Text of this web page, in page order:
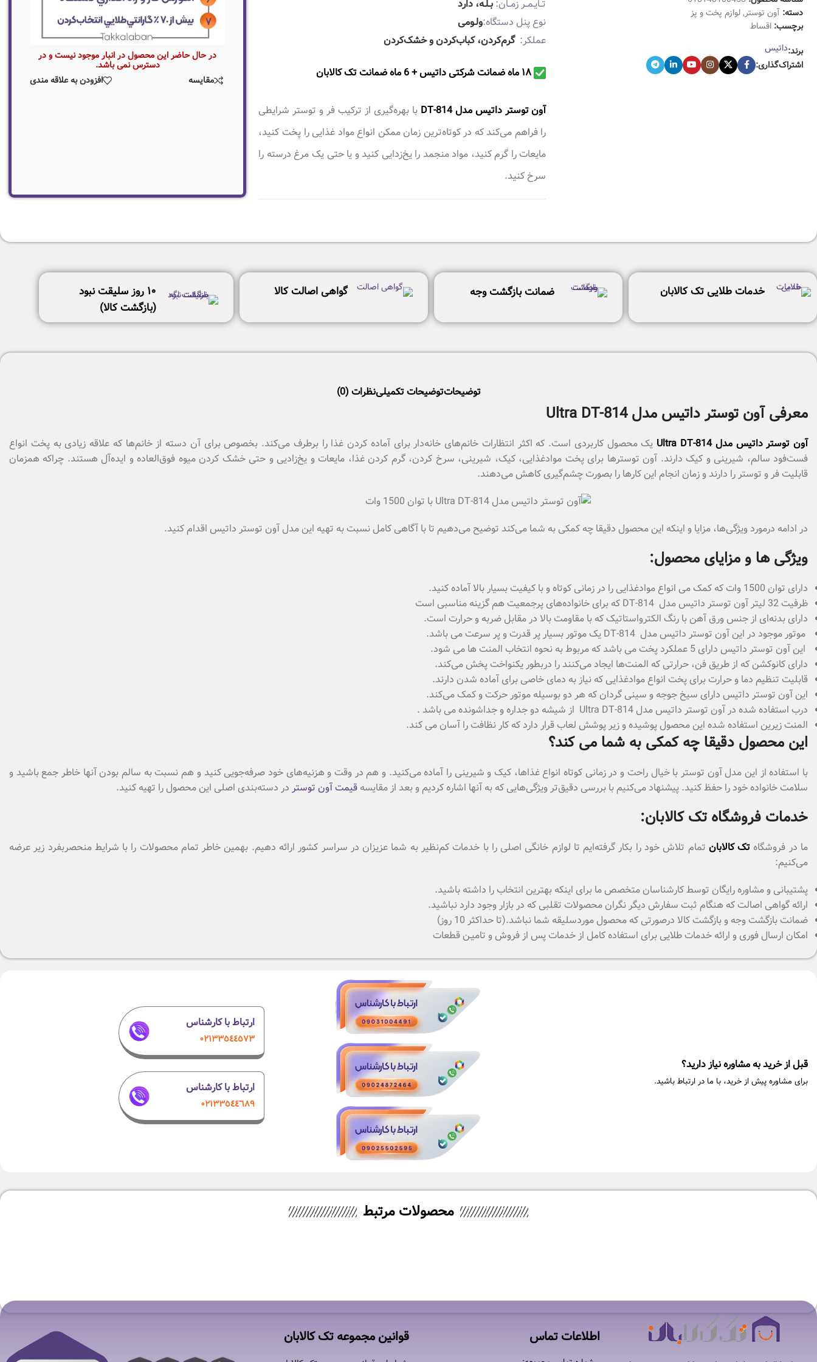
دسته: آون توستر,لوازم پخت و پز
برچسب: اقساط
برند:داتیس
اشتراک‌گذاری:
تــایـمــر زمــان: بـلـه، دارد
نوع پنل دستگاه:ولـومی
عملکر: گرم‌کردن، کباب‌کردن و خشک‌کردن
١٨ ماه ضمانت شرکتی داتیس + 6 ماه ضمانت تک کالابان
آون توستر داتیس مدل DT-814
با بهره‌گیری از ترکیب فر و توستر شرایطی
را فراهم می‌کند که در کوتاه‌ترین زمان ممکن انواع مواد غذایی را پخت کنید،
مایعات را گرم کنید، مواد منجمد را یخ‌زدایی کنید و یا حتی یک مرغ درسته را
سرخ کنید.
در حال حاضر این محصول در انبار موجود نیست و در
دسترس نمی باشد.
مقایسه
افزودن به علاقه مندی
خدمات طلایی تک کالابان ضمانت بازگشت وجه گواهی اصالت کالا
١٠ روز سليقت نبود
(بازگشت كالا)
توضیحاتتوضیحات تکمیلینظرات (0)
معرفی آون توستر داتیس مدل Ultra DT-814
آون توستر داتیس مدل Ultra DT-814
یک محصول کاربردی است. که اکثر انتظارات خانم‌های خانه‌دار برای آماده کردن غذا را برطرف می‌کند. بخصوص برای آن دسته از خانم‌ها که علاقه زیادی به پخت انواع
فست‌فود سالم، شیرینی و کیک دارند. آون توسترها برای پخت موادغذایی، کیک، شیرینی، سرخ کردن، گرم کردن غذا، مایعات و یخ‌زادیی و حتی خشک کردن میوه فوق‌العاده و ایده‌آل هستند. چراکه همزمان
قابلیت فر و توستر را دارند و زمان انجام این کارها را بصورت چشم‌‎گیری کاهش می‌دهند.
در ادامه درمورد ویژگی‌ها، مزایا و اینکه این محصول دقیقا چه کمکی به شما می‌کند توضیح می‌دهیم تا با آگاهی کامل نسبت به تهیه این مدل آون توستر داتیس اقدام کنید.
ویژگی ها و مزایای محصول:
دارای توان 1500 وات که کمک می انواع موادغذایی را در زمانی کوتاه و با کیفیت بسیار بالا آماده کنید.
ظرفیت 32 لیتر آون توستر داتیس مدل DT-814 که برای خانواده‌های پرجمعیت هم گزینه مناسبی است
دارای بدنه‌ای از جنس ورق آهن با رنگ الکترواستاتیک که با مقاومت بالا در مقابل ضربه و حرارت است.
موتور موجود در این آون توستر داتیس مدل DT-814 یک موتور بسیار پر قدرت و پر سرعت می‌ باشد.
این آون توستر داتیس دارای 5 عملکرد پخت می باشد که مربوط به نحوه انتخاب المنت ها می شود.
دارای کانوکشن که از طریق فن، حرارتی که المنت‌ها ایجاد می‌کنند را دربطور یکنواخت پخش می‌کند.
قابلیت تنظیم دما و حرارت برای پخت انواع موادغذایی که نیاز به دمای خاصی برای آماده شدن دارند.
این آون توستر داتیس دارای سیخ جوجه و سینی گردان که هر دو بوسیله موتور حرکت و کمک می‌کند.
درب استفاده شده در آون توستر داتیس مدل Ultra DT-814 از شیشه دو جداره و جداشونده می باشد .
المنت زیرین استفاده شده این محصول پوشیده و زیر پوشش لعاب قرار دارد که کار نظافت را آسان می کند.
این محصول دقیقا چه کمکی به شما می کند؟
با استفاده از این مدل آون توستر با خیال راحت و در زمانی کوتاه انواع غذاها، کیک و شیرینی را آماده می‌کنید. و هم در وقت و هزنیه‌های خود صرفه‌جویی کنید و هم نسبت به سالم بودن آنها خاطر جمع باشید و
سلامت خانواده خود را حفظ کنید. پیشنهاد می‌کنیم با بررسی دقیق‌تر ویژگی‌هایی که به آنها اشاره کردیم و بعد از مقایسه قیمت آون توستر در دسته‌بندی اصلی این محصول را تهیه کنید.
خدمات فروشگاه تک کالابان:
ما در فروشگاه تک کالابان تمام تلاش خود را بکار گرفته‌ایم تا لوازم خانگی اصلی را با خدمات کم‌نظیر به شما عزیزان در سراسر کشور ارائه دهیم. بهمین خاطر تمام محصولات را با شرایط منحصربفرد زیر عرضه
می‌کنیم:
پشتیبانی و مشاوره رایگان توسط کارشناسان متخصص ما برای اینکه بهترین انتخاب را داشته باشید.
ارائه گواهی اصالت که هنگام ثبت سفارش دیگر نگران محصولات تقلبی که در بازار وجود دارد نباشید.
ضمانت بازگشت وجه و بازگشت کالا درصورتی که محصول موردسلیقه شما نباشد.(تا حداکثر 10 روز)
امکان ارسال فوری و ارائه خدمات طلایی برای استفاده کامل از خدمات پس از فروش و تامیـن قطعات
قبل از خرید به مشاوره نیاز دارید؟
برای مشاوره پیش از خرید، با ما در ارتباط باشید.
ارتباط با کارشناس
۰٢١٣٣٥٤٤٥٧٣
ارتباط با کارشناس
۰۲۱٣٣٥٤٤٦٨٩
محصولات مرتبط
اطلاعات تماس قوانین مجموعه تک کالابان